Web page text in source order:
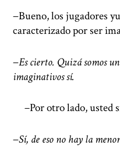
−Bueno, los jugadores
caracterizado por ser
−Es cierto. Quizá somos
imaginativos sí.
−Por otro lado, usted
−Sí, de eso no hay la